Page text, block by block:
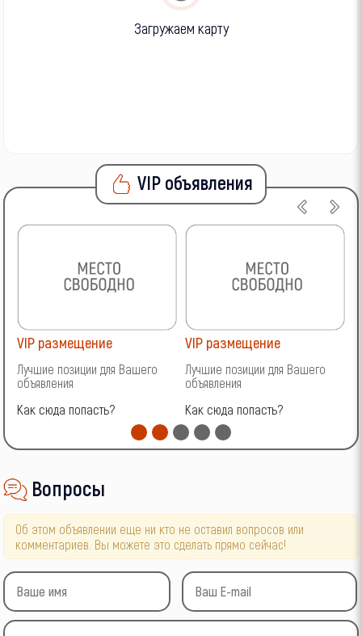
Загружаем карту
VIP объявления
VIP размещение
Лучшие позиции для Вашего
объявления
Как сюда попасть?
VIP размещение
Лучшие позиции для Вашего
объявления
Как сюда попасть?
Вопросы
Об этом объявлении еще ни кто не оставил вопросов или
комментариев. Вы можете это сделать прямо сейчас!